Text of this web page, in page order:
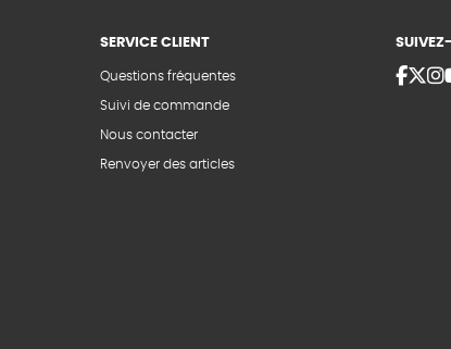
SERVICE CLIENT
Questions fréquentes
Suivi de commande
Nous contacter
Renvoyer des articles